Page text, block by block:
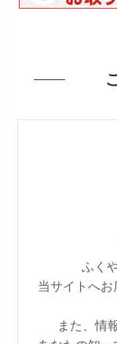
ふく
当サイトへお
また、情